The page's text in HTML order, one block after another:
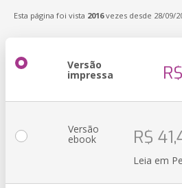
Esta página foi vista 2016vezes desde 28/09/
Versão
impressa
Versão
ebook R$
Leia em